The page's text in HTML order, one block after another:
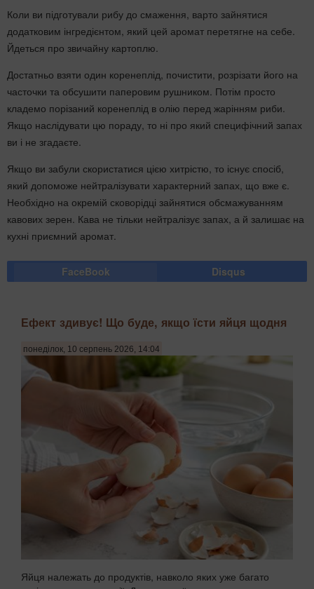
Коли ви підготували рибу до смаження, варто зайнятися
додатковим інгредієнтом, який цей аромат перетягне на себе.
Йдеться про звичайну картоплю.
Достатньо взяти один коренеплід, почистити, розрізати його на
часточки та обсушити паперовим рушником. Потім просто
кладемо порізаний коренеплід в олію перед жарінням риби.
Якщо наслідувати цю пораду, то ні про який специфічний запах
ви і не згадаєте.
Якщо ви забули скористатися цією хитрістю, то існує спосіб,
який допоможе нейтралізувати характерний запах, що вже є.
Необхідно на окремій сковорідці зайнятися обсмажуванням
кавових зерен. Кава не тільки нейтралізує запах, а й залишає на
кухні приємний аромат.
FaceBook Disqus
Ефект здивує! Що буде, якщо їсти яйця щодня
понеділок, 10 серпень 2026, 14:04
Яйця належать до продуктів, навколо яких уже багато